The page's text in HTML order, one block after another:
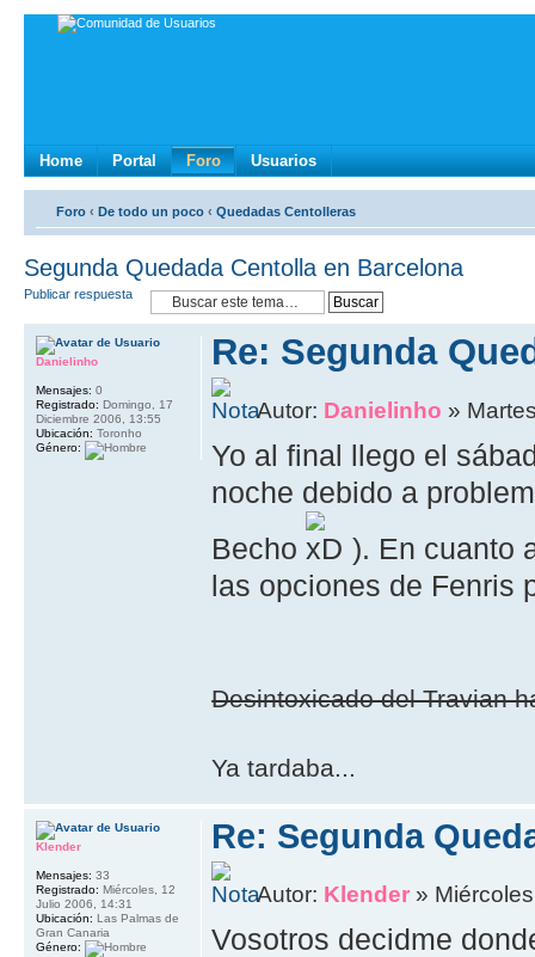
Home Portal Foro Usuarios
Foro ‹ De todo un poco ‹ Quedadas Centolleras
Segunda Quedada Centolla en Barcelona
Publicar respuesta
Re: Segunda
Autor: Danielinho »
Yo al final llego el
noche debido a
Becho
). En cuanto
las opciones de Fenris
Desintoxicado del Travian
Ya tardaba...
Danielinho
Mensajes: 0
Registrado: Domingo, 17
Diciembre 2006, 13:55
Ubicación: Toronho
Género:
Re: Segunda
Autor: Klender »
Vosotros decidme
Klender
Mensajes: 33
Registrado: Miércoles, 12
Julio 2006, 14:31
Ubicación: Las Palmas de
Gran Canaria
Género: